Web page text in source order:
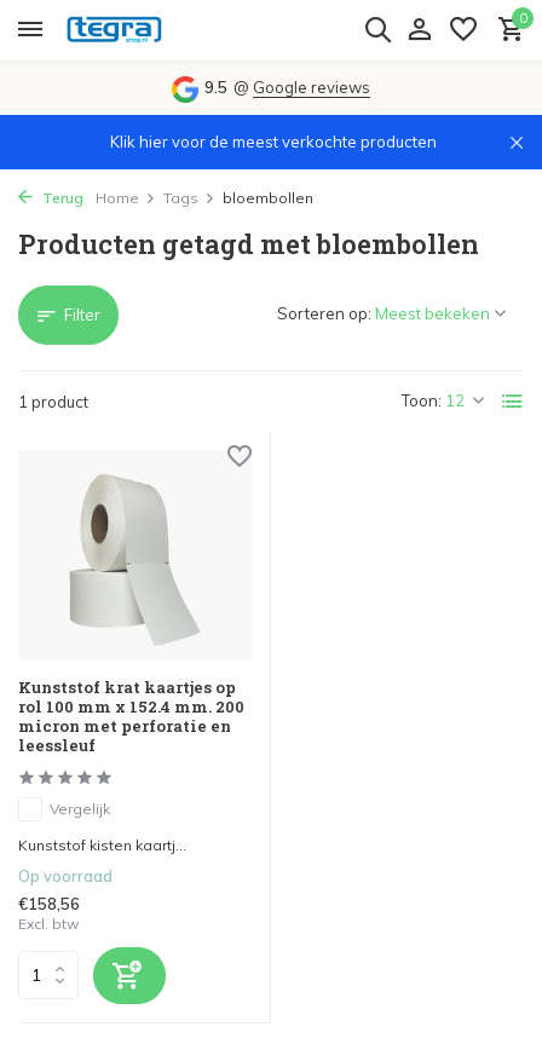
0
9.5 @ Google reviews
Klik hier voor de meest verkochte producten
Terug Home Tags bloembollen
Producten getagd met bloembollen
Filter
1 product Toon:
Sorteren op:
Kunststof krat kaartjes op
rol 100 mm x 152.4 mm. 200
micron met perforatie en
leessleuf
Vergelijk
Kunststof kisten kaartj...
Op voorraad
€158,56
Excl. btw